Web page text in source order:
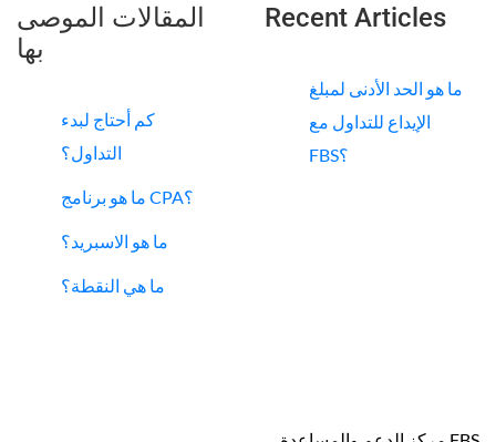
المقالات الموصى
بها
كم أحتاج لبدء
التداول؟
ما هو برنامج CPA؟
ما هو الاسبريد؟
ما هي النقطة؟
Recent Articles
ما هو الحد الأدنى لمبلغ
الإيداع للتداول مع
FBS؟